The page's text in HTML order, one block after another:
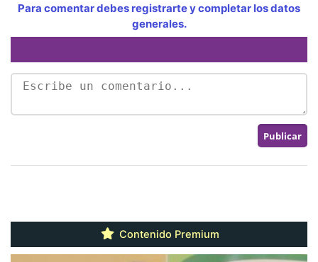
Para comentar debes registrarte y completar los datos
generales.
Contenido Premium